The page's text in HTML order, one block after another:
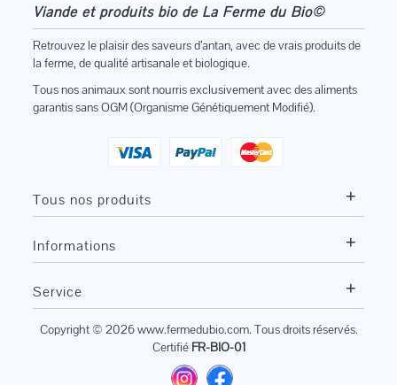
Viande et produits bio de La Ferme du Bio©
Retrouvez le plaisir des saveurs d’antan, avec de vrais produits de
la ferme, de qualité artisanale et biologique.
Tous nos animaux sont nourris exclusivement avec des aliments
garantis sans OGM (Organisme Génétiquement Modifié).
Tous nos produits +
Informations +
Service +
Copyright © 2026www.fermedubio.com. Tous droits réservés.
Certifié FR-BIO-01